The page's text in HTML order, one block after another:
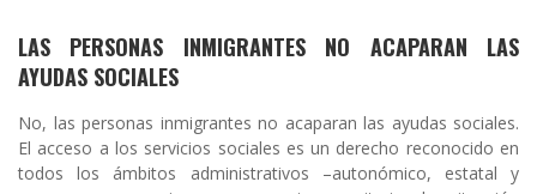
LAS PERSONAS INMIGRANTES NO ACAPARAN LAS
AYUDAS SOCIALES
No, las personas inmigrantes no acaparan las ayudas sociales.
El acceso a los servicios sociales es un derecho reconocido en
todos los ámbitos administrativos –autonómico, estatal y